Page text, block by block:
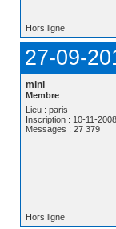
Hors ligne
27-09-
mini
Membre
Lieu : paris
Inscription : 10-11-2008
Messages : 27 379
Hors ligne